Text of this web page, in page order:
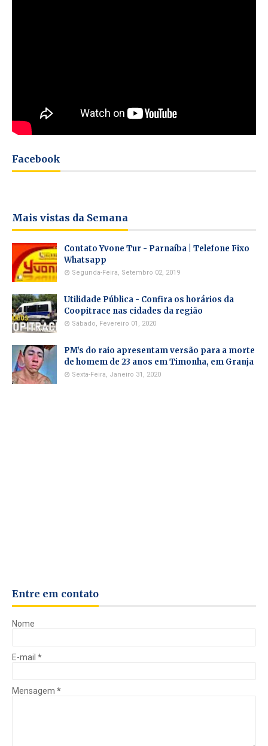
Facebook
Mais vistas da Semana
Contato Yvone Tur - Parnaíba | Telefone Fixo
Whatsapp
Segunda-Feira, Setembro 02, 2019
Utilidade Pública - Confira os horários da
Coopitrace nas cidades da região
Sábado, Fevereiro 01, 2020
PM's do raio apresentam versão para a morte
de homem de 23 anos em Timonha, em Granja
Sexta-Feira, Janeiro 31, 2020
Entre em contato
Nome
E-mail *
Mensagem *